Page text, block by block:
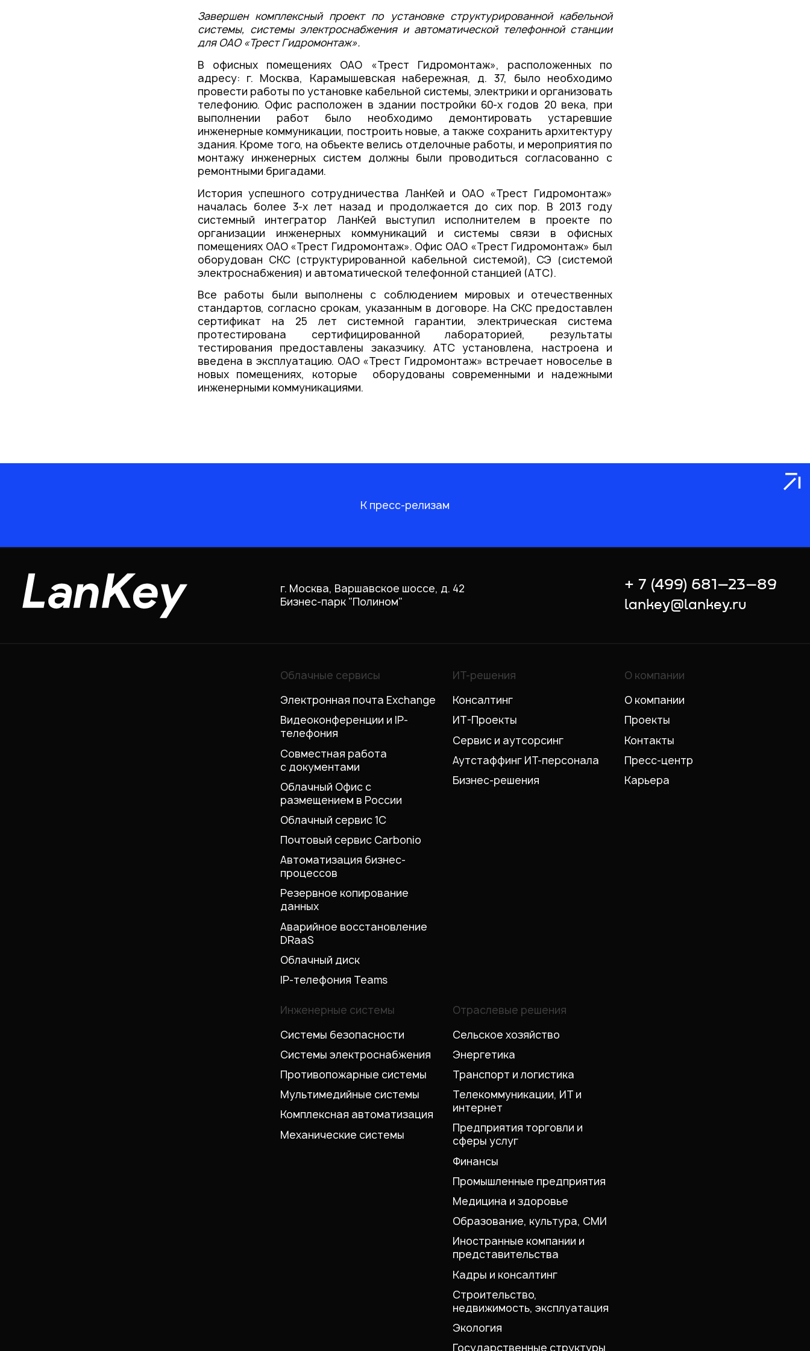
Завершен комплексный проект по установке структурированной кабельной
системы, системы электроснабжения и автоматической телефонной станции
для ОАО «Трест Гидромонтаж».
В офисных помещениях ОАО «Трест Гидромонтаж», расположенных по
адресу: г. Москва, Карамышевская набережная, д. 37, было необходимо
провести работы по установке кабельной системы, электрики и организовать
телефонию. Офис расположен в здании постройки 60-х годов 20 века, при
выполнении работ было необходимо демонтировать устаревшие
инженерные коммуникации, построить новые, а также сохранить архитектуру
здания. Кроме того, на объекте велись отделочные работы, и мероприятия по
монтажу инженерных систем должны были проводиться согласованно с
ремонтными бригадами.
История успешного сотрудничества ЛанКей и ОАО «Трест Гидромонтаж»
началась более 3-х лет назад и продолжается до сих пор. В 2013 году
системный интегратор ЛанКей выступил исполнителем в проекте по
организации инженерных коммуникаций и системы связи в офисных
помещениях ОАО «Трест Гидромонтаж». Офис ОАО «Трест Гидромонтаж» был
оборудован СКС (структурированной кабельной системой), СЭ (системой
электроснабжения) и автоматической телефонной станцией (АТС).
Все работы были выполнены с соблюдением мировых и отечественных
стандартов, согласно срокам, указанным в договоре. На СКС предоставлен
сертификат на 25 лет системной гарантии, электрическая система
протестирована сертифицированной лабораторией, результаты
тестирования предоставлены заказчику. АТС установлена, настроена и
введена в эксплуатацию. ОАО «Трест Гидромонтаж» встречает новоселье в
новых помещениях, которые оборудованы современными и надежными
инженерными коммуникациями.
К пресс-релизам
г. Москва, Варшавское шоссе, д. 42
Бизнес-парк "Полином"
+ 7 (499) 681–23–89
lankey@lankey.ru
Облачные сервисы
Электронная почта Exchange
Видеоконференции и IP-
телефония
Совместная работа
с документами
Облачный Офис с
размещением в России
Облачный сервис 1С
Почтовый сервис Carbonio
Автоматизация бизнес-
процессов
Резервное копирование
данных
Аварийное восстановление
DRaaS
Облачный диск
IP-телефония Teams
ИТ-решения
Консалтинг
ИТ-Проекты
Сервис и аутсорсинг
Аутстаффинг ИТ-персонала
Бизнес-решения
О компании
О компании
Проекты
Контакты
Пресс-центр
Карьера
Отраслевые решения
Сельское хозяйство
Энергетика
Транспорт и логистика
Телекоммуникации, ИТ и
интернет
Предприятия торговли и
сферы услуг
Финансы
Промышленные предприятия
Медицина и здоровье
Образование, культура, СМИ
Иностранные компании и
представительства
Кадры и консалтинг
Строительство,
недвижимость, эксплуатация
Экология
Государственные структуры
Инженерные системы
Системы безопасности
Системы электроснабжения
Противопожарные системы
Мультимедийные системы
Комплексная автоматизация
Механические системы